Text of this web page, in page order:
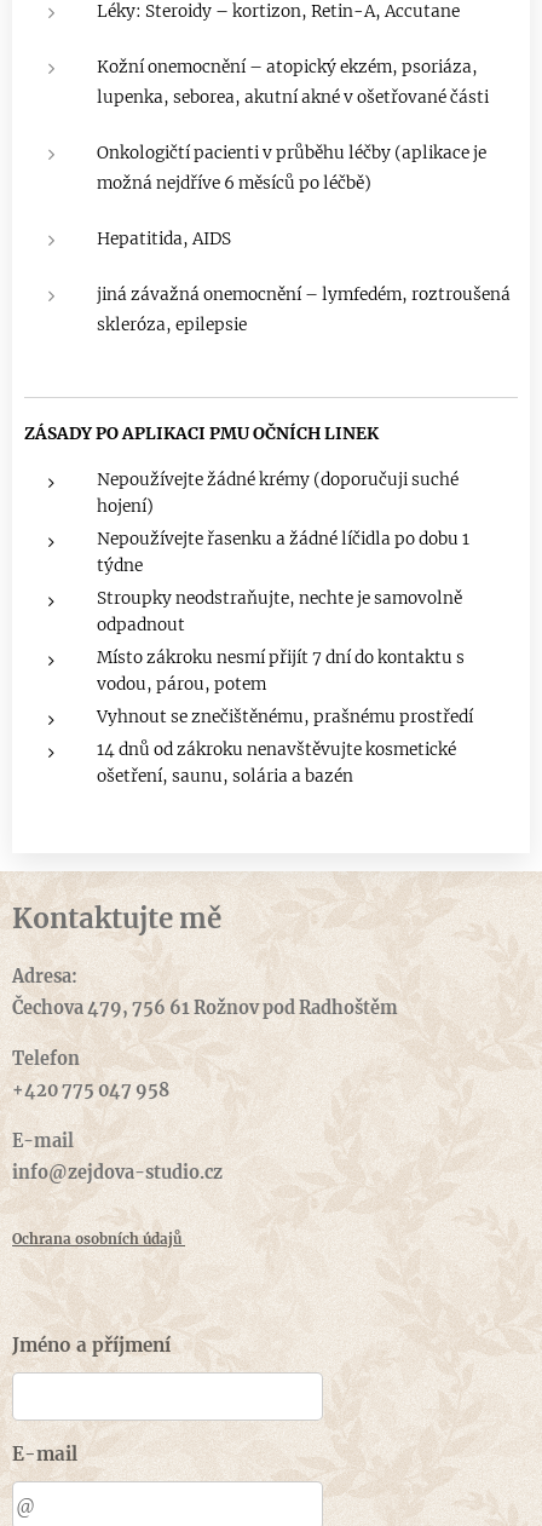
Léky: Steroidy – kortizon, Retin-A, Accutane
Kožní onemocnění – atopický ekzém, psoriáza,
lupenka, seborea, akutní akné v ošetřované části
Onkologičtí pacienti v průběhu léčby (aplikace je
možná nejdříve 6 měsíců po léčbě)
Hepatitida, AIDS
jiná závažná onemocnění – lymfedém, roztroušená
skleróza, epilepsie
ZÁSADY PO APLIKACI PMU OČNÍCH LINEK
​Nepoužívejte žádné krémy (doporučuji suché
hojení)
​Nepoužívejte řasenku a žádné líčidla po dobu 1
týdne
​Stroupky neodstraňujte, nechte je samovolně
odpadnout
Místo zákroku nesmí přijít 7 dní do kontaktu s
vodou, párou, potem
Vyhnout se znečištěnému, prašnému prostředí
​14 dnů od zákroku nenavštěvujte kosmetické
ošetření, saunu, solária a bazén
Kontaktujte mě
Adresa:
Čechova 479, 756 61 Rožnov pod Radhoštěm
Telefon
+420 775 047 958
E-mail
info@zejdova-studio.cz
Ochrana osobních údajů
Jméno a příjmení
E-mail